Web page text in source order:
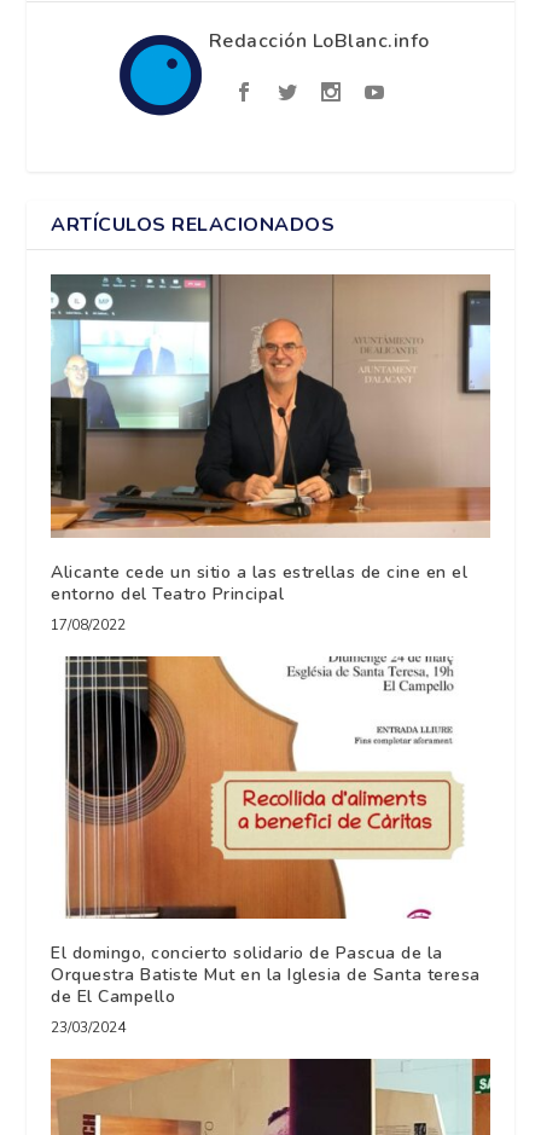
Redacción LoBlanc.info
ARTÍCULOS RELACIONADOS
Alicante cede un sitio a las estrellas de cine en el
entorno del Teatro Principal
17/08/2022
El domingo, concierto solidario de Pascua de la
Orquestra Batiste Mut en la Iglesia de Santa teresa
de El Campello
23/03/2024